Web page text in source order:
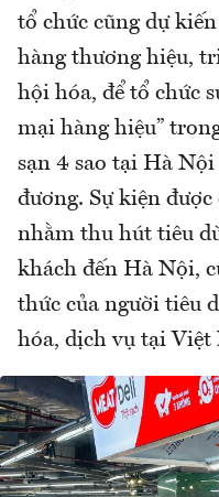
tổ chức cũng dự
hàng thương hiệu,
hội hóa, để tổ chức
mại hàng hiệu”
sạn 4 sao tại Hà
đương. Sự kiện
nhằm thu hút tiêu
khách đến Hà Nội,
thức của người tiêu
hóa, dịch vụ tại Việt